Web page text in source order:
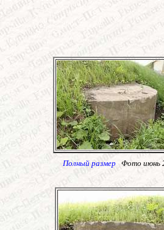
Полный размер Фото июнь